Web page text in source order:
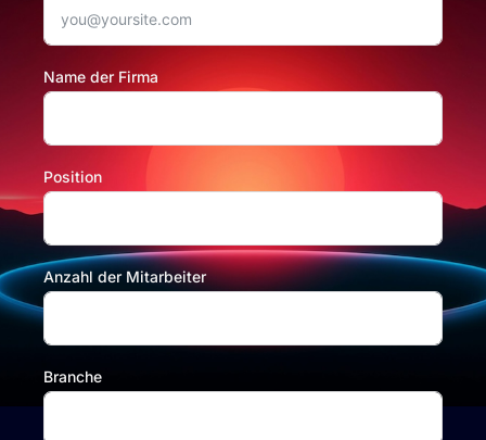
Name der Firma
Position
Anzahl der Mitarbeiter
Branche